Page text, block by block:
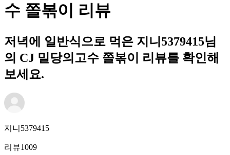
수 쫄볶이 리뷰
저녁에 일반식으로 먹은 지니5379415님
의 CJ 밀당의고수 쫄볶이 리뷰를 확인해
보세요.
지니5379415
리뷰1009